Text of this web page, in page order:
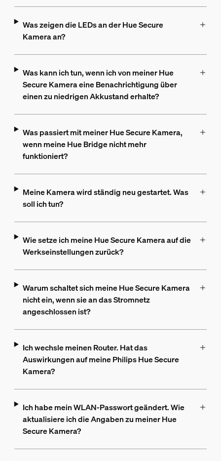
Was zeigen die LEDs an der Hue Secure
Kamera an?
Was kann ich tun, wenn ich von meiner Hue
Secure Kamera eine Benachrichtigung über
einen zu niedrigen Akkustand erhalte?
Was passiert mit meiner Hue Secure Kamera,
wenn meine Hue Bridge nicht mehr
funktioniert?
Meine Kamera wird ständig neu gestartet. Was
soll ich tun?
Wie setze ich meine Hue Secure Kamera auf die
Werkseinstellungen zurück?
Warum schaltet sich meine Hue Secure Kamera
nicht ein, wenn sie an das Stromnetz
angeschlossen ist?
Ich wechsle meinen Router. Hat das
Auswirkungen auf meine Philips Hue Secure
Kamera?
Ich habe mein WLAN-Passwort geändert. Wie
aktualisiere ich die Angaben zu meiner Hue
Secure Kamera?